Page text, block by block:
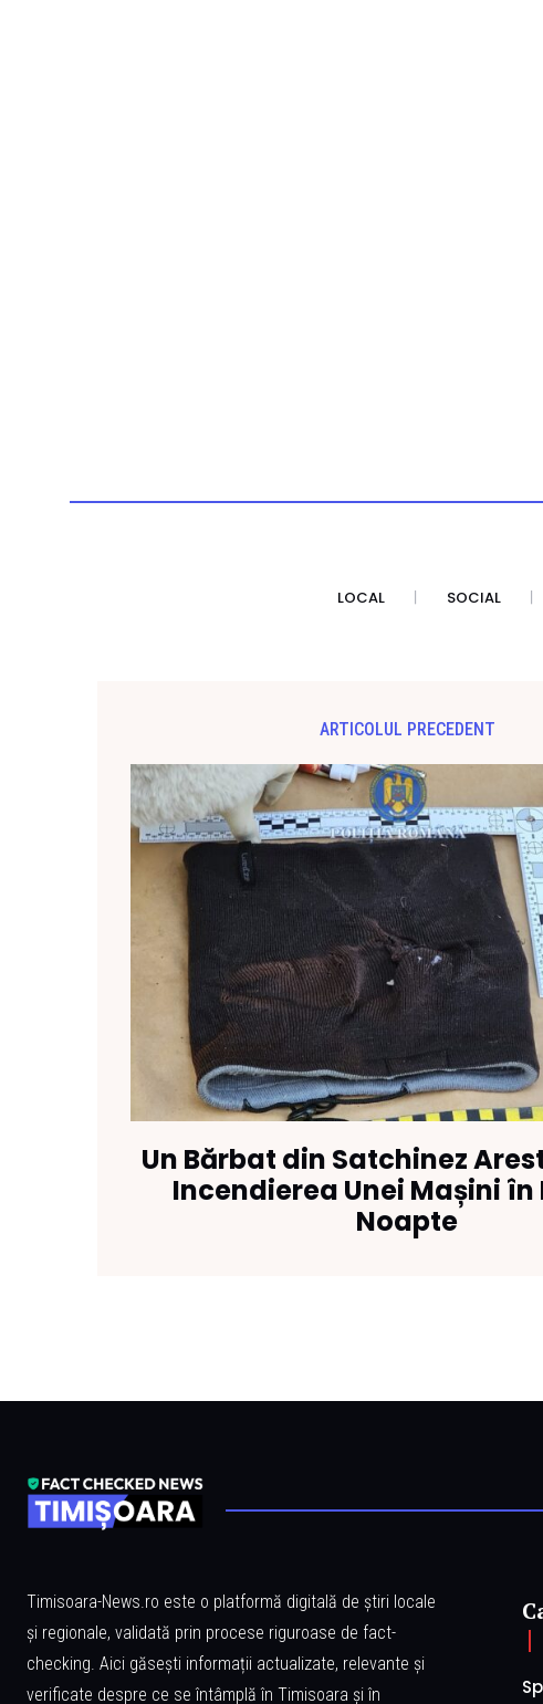
LOCAL SOCIAL
ARTICOLUL PRECEDENT
Un Bărbat din Satchinez
Incendierea Unei Mașini în
Noapte
Timisoara-News.ro este o platformă digitală de știri locale
și regionale, validată prin procese riguroase de fact-
checking. Aici găsești informații actualizate, relevante și
verificate despre ce se întâmplă în Timisoara și în